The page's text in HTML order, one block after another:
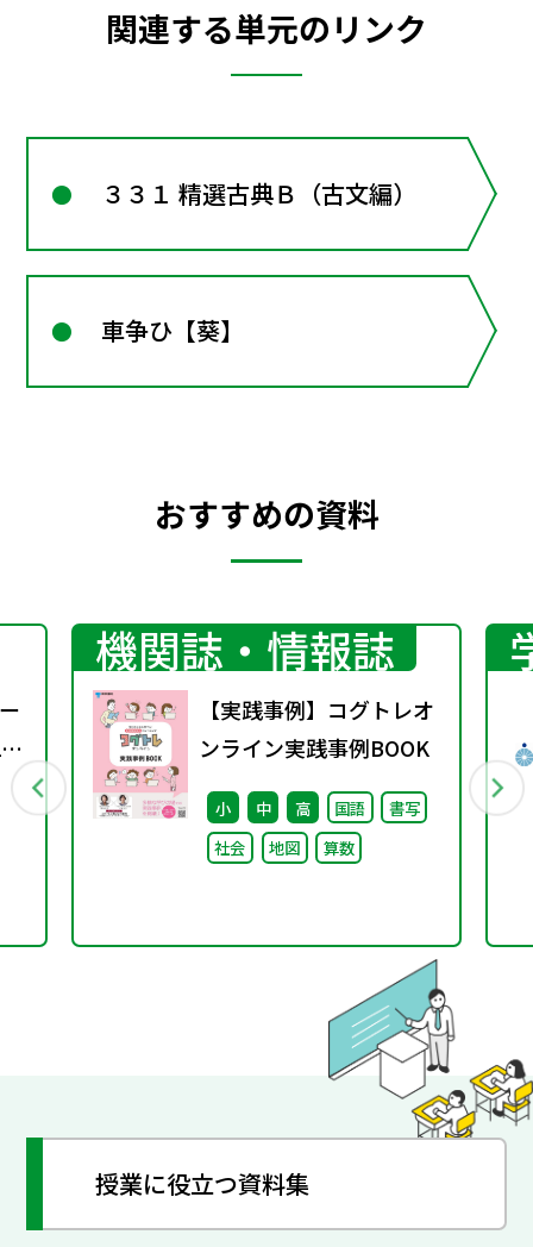
関連する単元のリンク
３３１ 精選古典Ｂ（古文編）
車争ひ【葵】
おすすめの資料
機関誌・情報誌
【実践事例】コグトレオ
ンライン実践事例BOOK
小 中 高 国語
書写
社会
地図 算数
授業に役立つ資料集